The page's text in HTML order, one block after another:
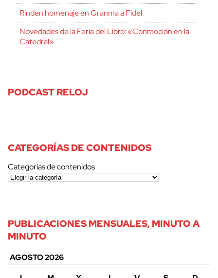
Rinden homenaje en Granma a Fidel
Novedades de la Feria del Libro: «Conmoción en la
Catedral»
PODCAST RELOJ
CATEGORÍAS DE CONTENIDOS
Categorías de contenidos
PUBLICACIONES MENSUALES, MINUTO A
MINUTO
AGOSTO 2026